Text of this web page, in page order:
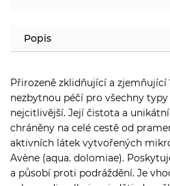
Popis
Přirozeně zklidňující a zjemňující
nezbytnou péčí pro všechny
nejcitlivější. Její čistota a
chráněny na celé cestě od
aktivních látek vytvořených
Avène (aqua. dolomiae).
a působí proti podráždění. Je